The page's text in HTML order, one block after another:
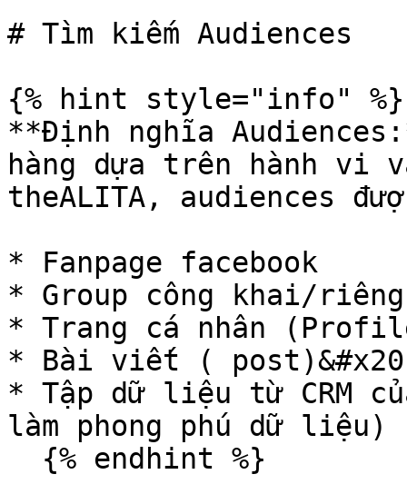
# Tìm kiếm Audiences
{% hint style="info" %}
**Định nghĩa
hàng dựa trên hành vi
theALITA, audiences
* Fanpage facebook
* Group công khai/
* Trang cá nhân
* Bài viết (
* Tập dữ liệu từ CRM
làm phong phú dữ liệu)